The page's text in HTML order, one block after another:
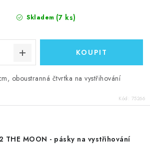
Skladem (7 ks)
oboustranná čtvrtka na vystřihování
Kód: 75266
THE MOON - pásky na vystřihování